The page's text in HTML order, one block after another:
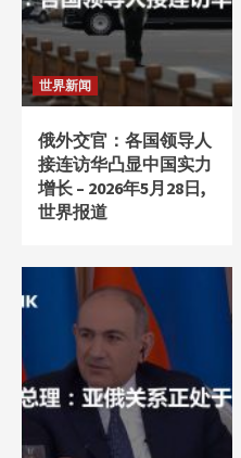
世界新闻
俄外交官：各国领导人
接连访华凸显中国实力
增长 – 2026年5月28日,
世界报道